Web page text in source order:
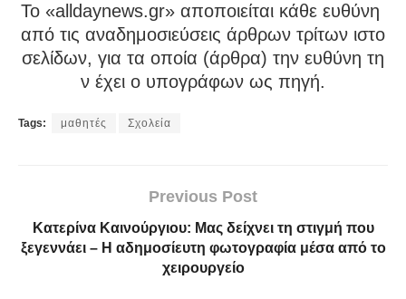
To «alldaynews.gr» αποποιείται κάθε ευθύνη
από τις αναδημοσιεύσεις άρθρων τρίτων ιστο
σελίδων, για τα οποία (άρθρα) την ευθύνη τη
ν έχει ο υπογράφων ως πηγή.
Tags: μαθητές Σχολεία
Previous Post
Κατερίνα Καινούργιου: Mας δείχνει τη στιγμή που
ξεγεννάει – Η αδημοσίευτη φωτογραφία μέσα από το
χειρουργείο